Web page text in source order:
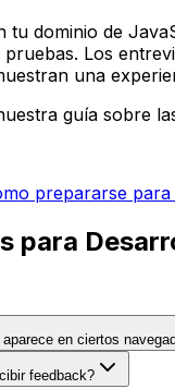
dominio de
Los
una
guía sobre
prepararse
para
en ciertos
feedback?